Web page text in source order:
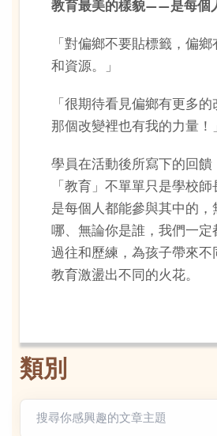
教育最美的樣貌——是每個
「對偏鄉不要貼標籤，偏
和資源。」
「很期待看見偏鄉有更多
那個改變裡也有我的力量！
學員在活動後所寫下的回饋
「教育」不單單只是學校
是每個人都能參與其中的，
哪、無論你是誰，我們一定
過往和歷練，為孩子帶來不
教育激盪出不同的火花。
類別